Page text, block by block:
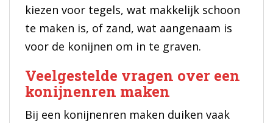
kiezen voor tegels, wat makkelijk schoon
te maken is, of zand, wat aangenaam is
voor de konijnen om in te graven.
Veelgestelde vragen over een
konijnenren maken
Bij een konijnenren maken duiken vaak